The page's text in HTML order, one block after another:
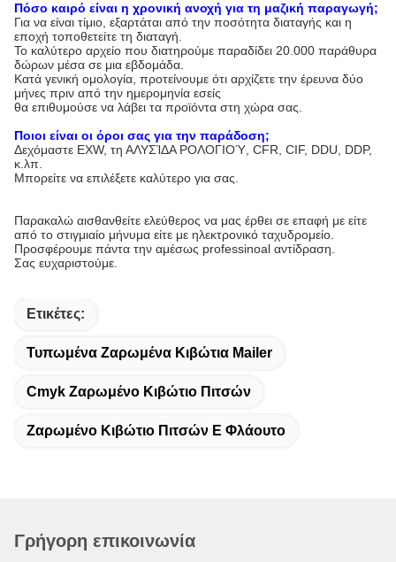
Πόσο καιρό είναι η χρονική ανοχή για τη μαζική παραγωγή;
Για να είναι τίμιο, εξαρτάται από την ποσότητα διαταγής και η
εποχή τοποθετείτε τη διαταγή.
Το καλύτερο αρχείο που διατηρούμε παραδίδει 20.000 παράθυρα
δώρων μέσα σε μια εβδομάδα.
Κατά γενική ομολογία, προτείνουμε ότι αρχίζετε την έρευνα δύο
μήνες πριν από την ημερομηνία εσείς
θα επιθυμούσε να λάβει τα προϊόντα στη χώρα σας.
Ποιοι είναι οι όροι σας για την παράδοση;
Δεχόμαστε EXW, τη ΑΛΥΣΊΔΑ ΡΟΛΟΓΙΟΎ, CFR, CIF, DDU, DDP,
κ.λπ.
Μπορείτε να επιλέξετε καλύτερο για σας.
Παρακαλώ αισθανθείτε ελεύθερος να μας έρθει σε επαφή με είτε
από το στιγμιαίο μήνυμα είτε με ηλεκτρονικό ταχυδρομείο.
Προσφέρουμε πάντα την αμέσως professinoal αντίδραση.
Σας ευχαριστούμε.
Ετικέτες:
Τυπωμένα Ζαρωμένα Κιβώτια Mailer
Cmyk Ζαρωμένο Κιβώτιο Πιτσών
Ζαρωμένο Κιβώτιο Πιτσών Ε Φλάουτο
Γρήγορη επικοινωνία